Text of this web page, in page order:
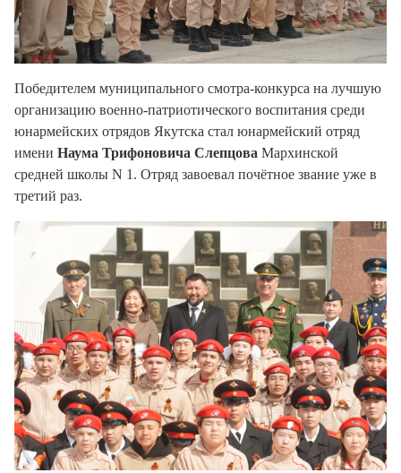
Победителем муниципального смотра-конкурса на лучшую
организацию военно-патриотического воспитания среди
юнармейских отрядов Якутска стал юнармейский отряд
имени Наума Трифоновича Слепцова Мархинской
средней школы N 1. Отряд завоевал почётное звание уже в
третий раз.